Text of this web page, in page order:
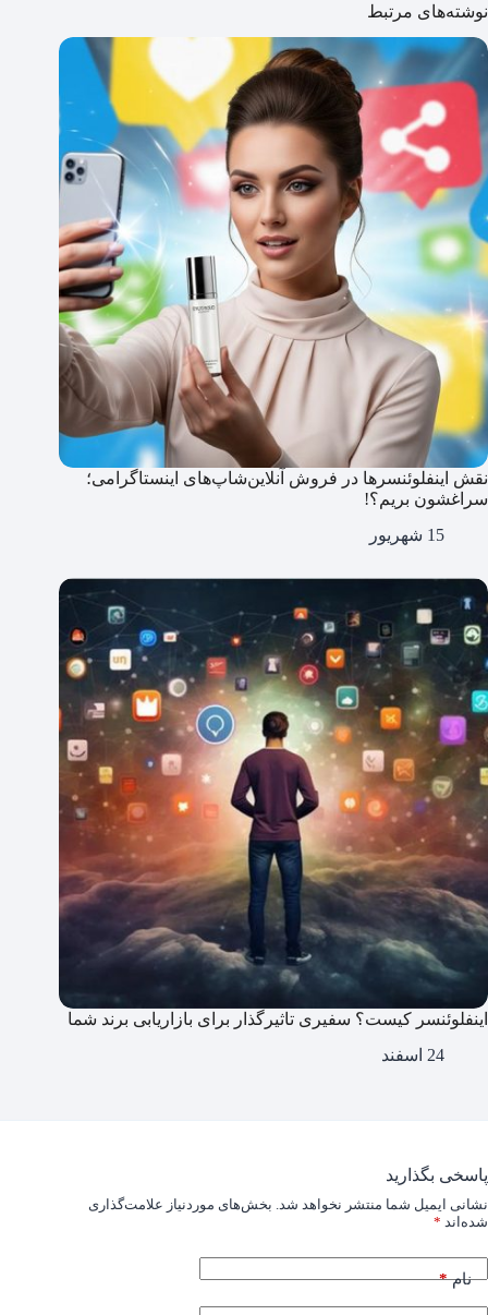
نوشته‌های مرتبط
نقش اینفلوئنسرها در فروش آنلاین‌شاپ‌های اینستاگرامی؛
سراغشون بریم؟!
15 شهریور
اینفلوئنسر کیست؟ سفیری تاثیرگذار برای بازاریابی برند شما
24 اسفند
پاسخی بگذارید
نشانی ایمیل شما منتشر نخواهد شد. بخش‌های موردنیاز علامت‌گذاری
شده‌اند *
نام*